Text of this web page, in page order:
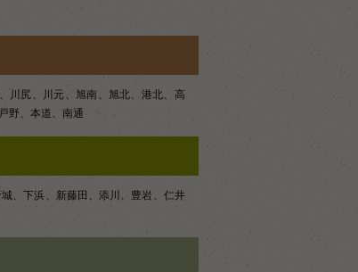
川尻、川元、旭南、旭北、港北、高
野、本道、南通
、下浜、新藤田、添川、豊岩、仁井